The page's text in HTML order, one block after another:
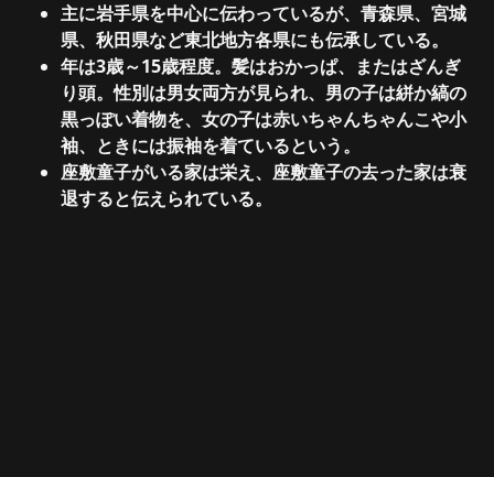
主に岩手県を中心に伝わっているが、青森県、宮城
県、秋田県など東北地方各県にも伝承している。
年は3歳～15歳程度。髪はおかっぱ、またはざんぎ
り頭。性別は男女両方が見られ、男の子は絣か縞の
黒っぽい着物を、女の子は赤いちゃんちゃんこや小
袖、ときには振袖を着ているという。
座敷童子がいる家は栄え、座敷童子の去った家は衰
退すると伝えられている。